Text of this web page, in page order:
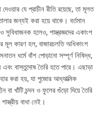
যে প্রাচীন রীতি রয়েছে, তা মূলত
জন্যই করা হয়ে থাকে। বর্তমান
হলেও, শাস্ত্রজ্ঞদের একাংশ
কারণ হল, বাজারচলতি অধিকাংশ
ধর্মে বাঁশ পোড়ানো সম্পূর্ণ নিষিদ্ধ,
বাস্তুদোষ তৈরি হতে পারে। এছাড়া
করা হয়, যা পুজোর আধ্যাত্মিক
বা খাঁটি চন্দন ও ফুলের গুঁড়ো দিয়ে তৈরি
বাধা নেই।